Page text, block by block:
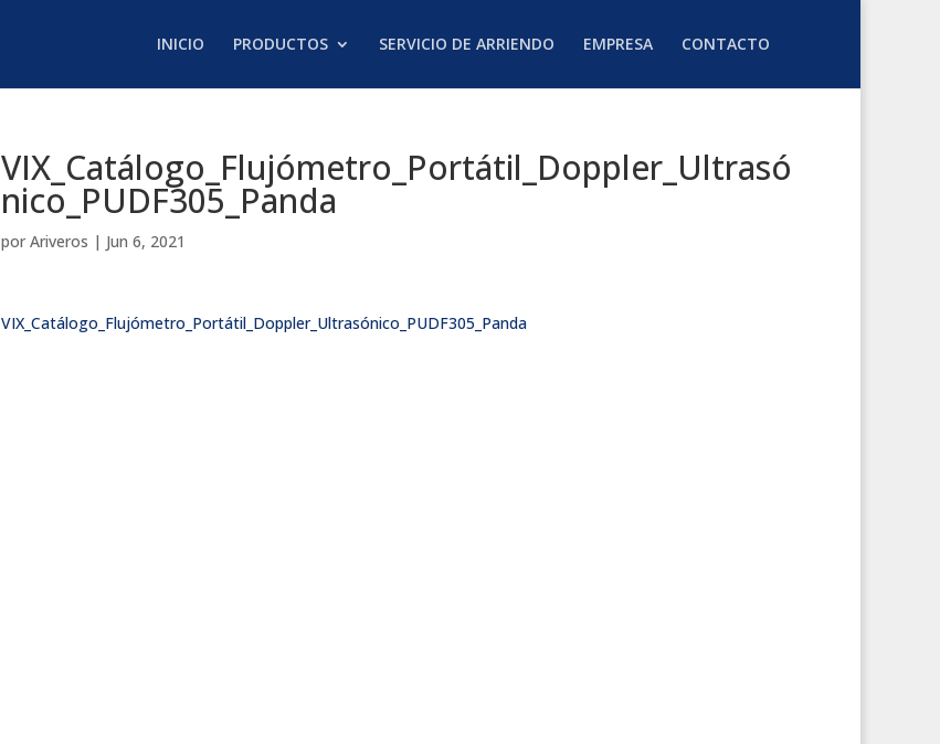
INICIO PRODUCTOS SERVICIO DE ARRIENDO EMPRESA CONTACTO
VIX_Catálogo_Flujómetro_Portátil_Doppler_Ultrasó
nico_PUDF305_Panda
por Ariveros | Jun 6, 2021
VIX_Catálogo_Flujómetro_Portátil_Doppler_Ultrasónico_PUDF305_Panda